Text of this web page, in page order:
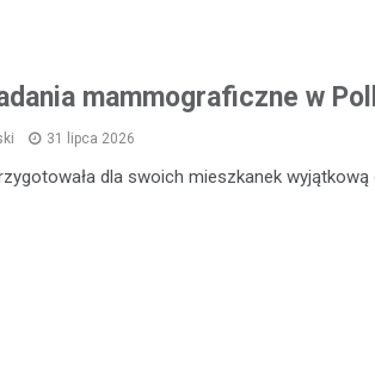
mammograficzne w
31 lipca 2026
dla swoich mieszkanek